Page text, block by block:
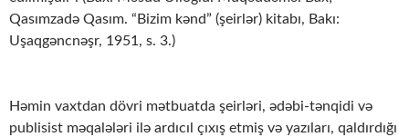
Qasımzadə Qasım. “Bizim kənd” (şeirlər) kitabı, Bakı:
Uşaqgəncnəşr, 1951, s. 3.)
Həmin vaxtdan dövri mətbuatda şeirləri, ədəbi-tənqidi və
publisist məqalələri ilə ardıcıl çıxış etmiş və yazıları, qaldırdığı